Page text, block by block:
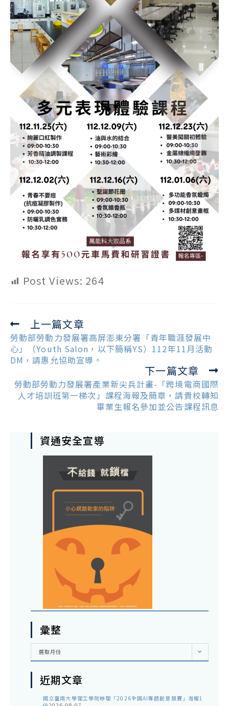
Post Views: 264
Read
more
articles
上一篇文章
勞動部勞動力發展署高屏澎東分署「青年職涯發展中
心」（Youth Salon，以下簡稱YS）112年11月活動
DM，請惠允協助宣導。
下一篇文章
勞動部勞動力發展署產業新尖兵計畫-「跨境電商國際
人才培訓班第一梯次」課程海報及簡章，請貴校轉知
畢業生報名參加並公告課程訊息
資通安全宣導
彙整
彙
選取月份
近期文章
國立臺南大學理工學院辦理「2026全國AI專題創意競賽」海報1